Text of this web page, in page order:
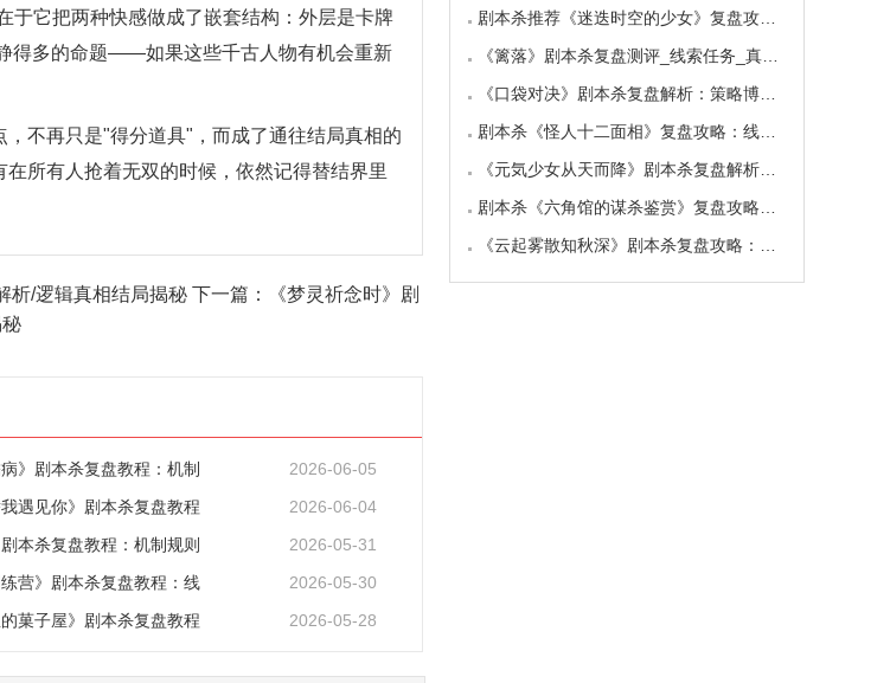
它把两种快感做成了嵌套结构：外层是卡牌
得多的命题——如果这些千古人物有机会重新
不再只是"得分道具"，而成了通往结局真相的
所有人抢着无双的时候，依然记得替结界里
析/逻辑真相结局揭秘 下一篇：
《梦灵祈念时》剧
病》剧本杀复盘教程：机制
2026-06-05
我遇见你》剧本杀复盘教程
2026-06-04
剧本杀复盘教程：机制规则
2026-05-31
练营》剧本杀复盘教程：线
2026-05-30
的菓子屋》剧本杀复盘教程 2026-05-28
剧本杀推荐《迷迭时空的少女》复盘攻略：线索
《篱落》剧本杀复盘测评_线索任务_真相结局_故
《口袋对决》剧本杀复盘解析：策略博弈+技能
剧本杀《怪人十二面相》复盘攻略：线索流程/角
《元気少女从天而降》剧本杀复盘解析：线索任
剧本杀《六角馆的谋杀鉴赏》复盘攻略：线索流
《云起雾散知秋深》剧本杀复盘攻略：真相结局